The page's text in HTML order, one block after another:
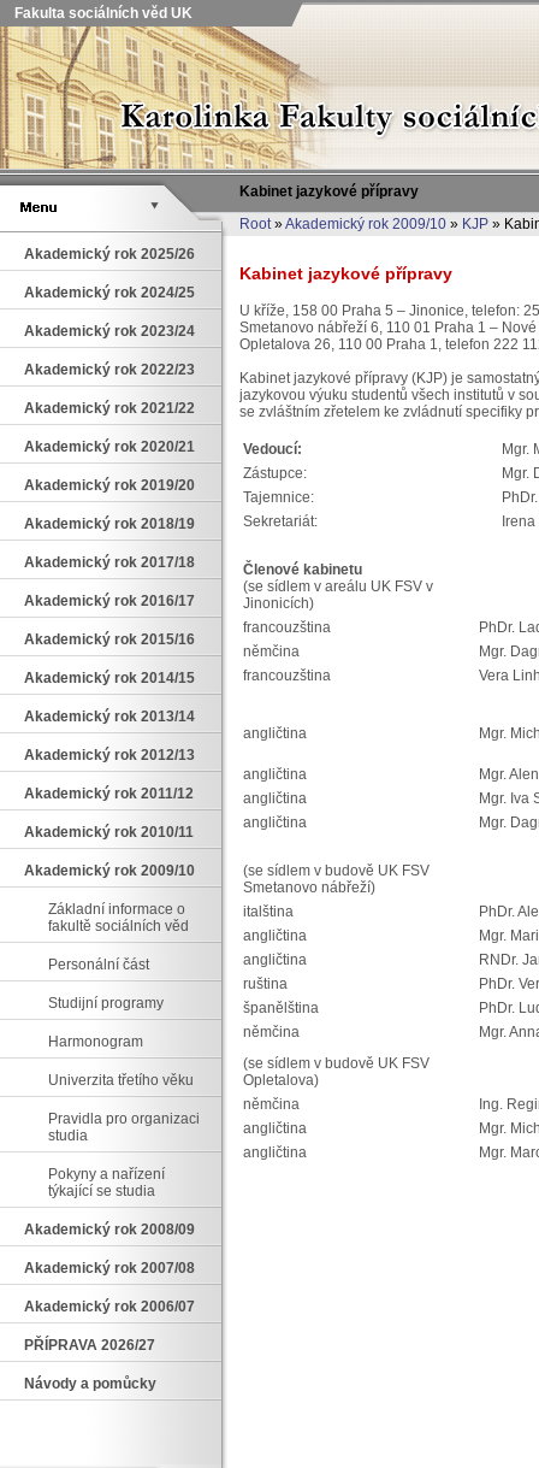
Fakulta sociálních věd UK
Kabinet jazykové přípravy
Root»Akademický rok 2009/10 » KJP »
Akademický rok 2025/26
Akademický rok 2024/25
Akademický rok 2023/24
Akademický rok 2022/23
Akademický rok 2021/22
Akademický rok 2020/21
Akademický rok 2019/20
Akademický rok 2018/19
Akademický rok 2017/18
Akademický rok 2016/17
Akademický rok 2015/16
Akademický rok 2014/15
Akademický rok 2013/14
Akademický rok 2012/13
Akademický rok 2011/12
Akademický rok 2010/11
Akademický rok 2009/10
Základní informace o
fakultě sociálních věd
Personální část
Studijní programy
Harmonogram
Univerzita třetího věku
Pravidla pro organizaci
studia
Pokyny a nařízení
týkající se studia
Akademický rok 2008/09
Akademický rok 2007/08
Akademický rok 2006/07
PŘÍPRAVA 2026/27
Návody a pomůcky
Kabinet jazykové přípravy
U kříže, 158 00 Praha 5 – Jinonice, telefon:
Smetanovo nábřeží 6, 110 01 Praha 1 –
Opletalova 26, 110 00 Praha 1, telefon 222
Kabinet jazykové přípravy (KJP) je
jazykovou výuku studentů všech institutů v
se zvláštním zřetelem ke zvládnutí specifiky
Vedoucí:
Mgr.
Zástupce:
Mgr.
Tajemnice:
Sekretariát:
Členové kabinetu
(se sídlem v areálu UK FSV v
Jinonicích)
francouzština
PhDr.
němčina
Mgr.
francouzština
Vera
angličtina Mgr.
angličtina
Mgr.
angličtina
Mgr. Iva
angličtina
Mgr.
(se sídlem v budově UK FSV
Smetanovo nábřeží)
italština
PhDr.
angličtina
Mgr.
angličtina
RNDr.
ruština
PhDr.
španělština
PhDr.
němčina
Mgr.
(se sídlem v budově UK FSV
Opletalova)
němčina
Ing.
angličtina
Mgr.
angličtina
Mgr.